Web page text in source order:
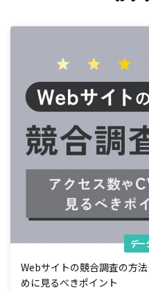
デー
Webサイトの競合調査の方
めに見るべきポイント